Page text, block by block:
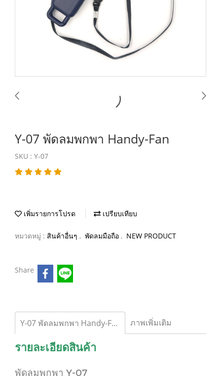
Y-07 พัดลมพกพา Handy-Fan
SKU : Y-07
เพิ่มรายการโปรด เปรียบเทียบ
หมวดหมู่ : สินค้าอื่นๆ , พัดลมมือถือ , NEW PRODUCT
Share
Y-07 พัดลมพกพา Handy-Fan ภาพเพิ่มเติม
รายละเอียดสินค้า
พัดลมพกพา Y-07